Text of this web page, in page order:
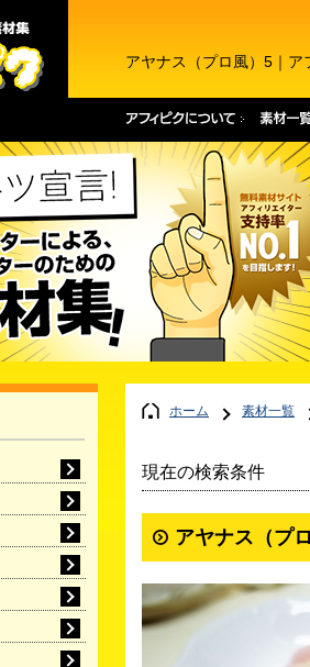
アヤナス（プロ風）5｜
ホーム 素材一覧
現在の検索条件
アヤナス（プ